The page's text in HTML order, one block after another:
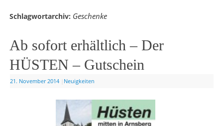
Schlagwortarchiv: Geschenke
Ab sofort erhältlich – Der
HÜSTEN – Gutschein
21. November 2014 Neuigkeiten